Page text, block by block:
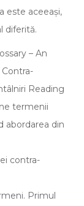
este aceeași,
diferită.
– An
Reading
termenii
abordarea din
contra-
Primul